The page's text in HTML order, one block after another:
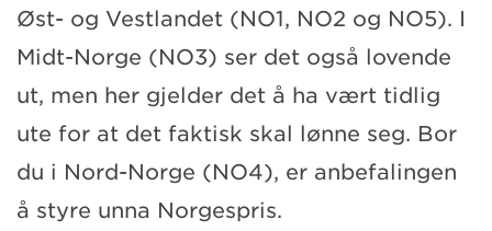
Øst- og Vestlandet (NO1, NO2 og NO5). I
Midt-Norge (NO3) ser det også lovende
ut, men her gjelder det å ha vært tidlig
ute for at det faktisk skal lønne seg. Bor
du i Nord-Norge (NO4), er anbefalingen
å styre unna Norgespris.